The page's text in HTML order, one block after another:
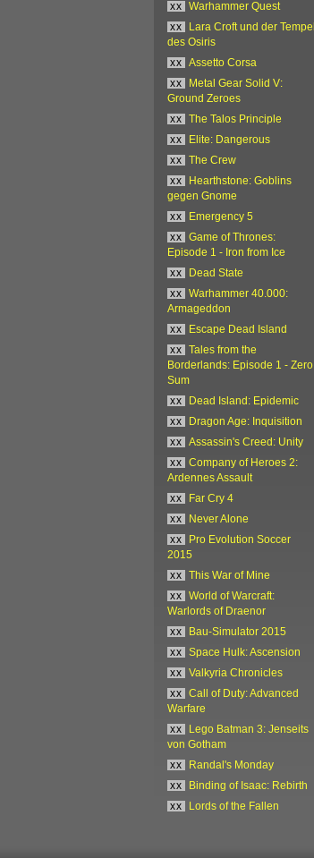
xx
Warhammer Quest
xx
Lara Croft und der Tempel
des Osiris
xx
Assetto Corsa
xx
Metal Gear Solid V:
Ground Zeroes
xx
The Talos Principle
xx
Elite: Dangerous
xx
The Crew
xx
Hearthstone: Goblins
gegen Gnome
xx
Emergency 5
xx
Game of Thrones:
Episode 1 - Iron from Ice
xx
Dead State
xx
Warhammer 40.000:
Armageddon
xx
Escape Dead Island
xx
Tales from the
Borderlands: Episode 1 - Zero
Sum
xx
Dead Island: Epidemic
xx
Dragon Age: Inquisition
xx
Assassin's Creed: Unity
xx
Company of Heroes 2:
Ardennes Assault
xx
Far Cry 4
xx
Never Alone
xx
Pro Evolution Soccer
2015
xx
This War of Mine
xx
World of Warcraft:
Warlords of Draenor
xx
Bau-Simulator 2015
xx
Space Hulk: Ascension
xx
Valkyria Chronicles
xx
Call of Duty: Advanced
Warfare
xx
Lego Batman 3: Jenseits
von Gotham
xx
Randal's Monday
xx
Binding of Isaac: Rebirth
xx
Lords of the Fallen